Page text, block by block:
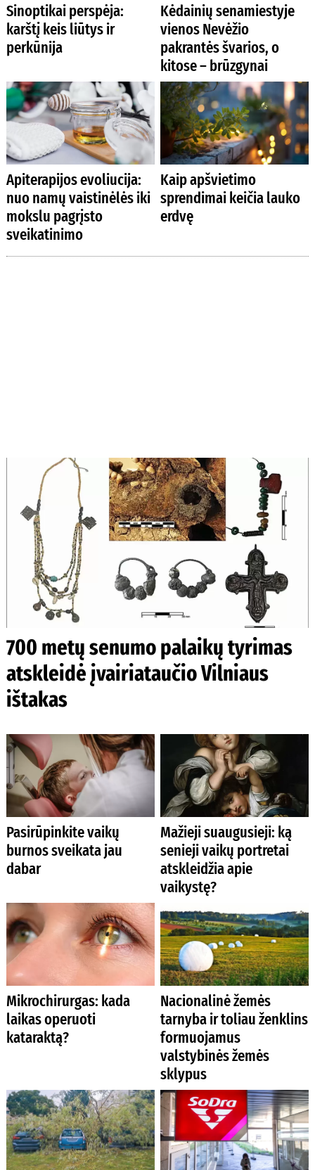
Sinoptikai perspėja:
karštį keis liūtys ir
perkūnija
Kėdainių senamiestyje
vienos Nevėžio
pakrantės švarios, o
kitose – brūzgynai
Apiterapijos evoliucija:
nuo namų vaistinėlės iki
mokslu pagrįsto
sveikatinimo
Kaip apšvietimo
sprendimai keičia lauko
erdvę
700 metų senumo palaikų tyrimas
atskleidė įvairiataučio Vilniaus
ištakas
Pasirūpinkite vaikų
burnos sveikata jau
dabar
Mažieji suaugusieji: ką
senieji vaikų portretai
atskleidžia apie
vaikystę?
Mikrochirurgas: kada
laikas operuoti
kataraktą?
Nacionalinė žemės
tarnyba ir toliau ženklins
formuojamus
valstybinės žemės
sklypus